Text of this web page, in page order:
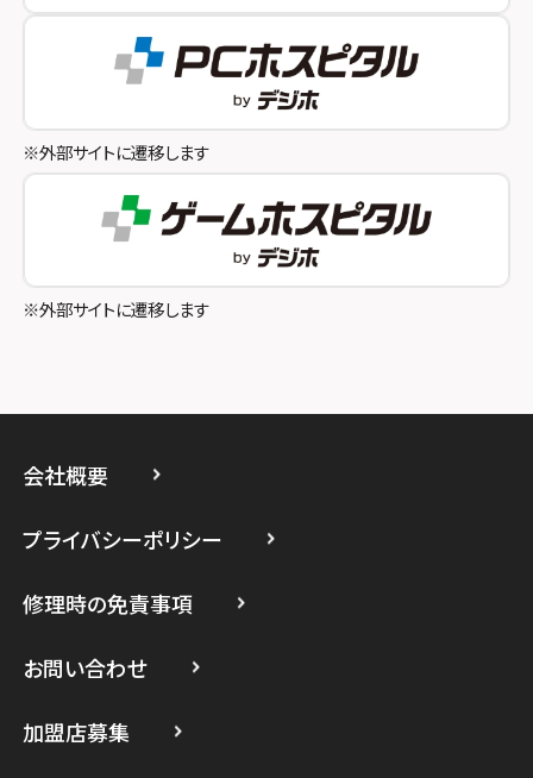
スマホスピタル テルル成増
スマホスピタル池袋
スマホスピタル八王子
スマホスピタル町田
スマホスピタル吉祥寺
スマホスピタル立川
スマホスピタル たまプラーザ駅前
スマホスピタル 登戸・向ヶ丘遊園
スマホスピタル 武蔵小杉
スマホスピタル奈良生駒
スマホスピタル和歌山
※外部サイトに遷移します
※外部サイトに遷移します
会社概要
プライバシーポリシー
修理時の免責事項
お問い合わせ
加盟店募集